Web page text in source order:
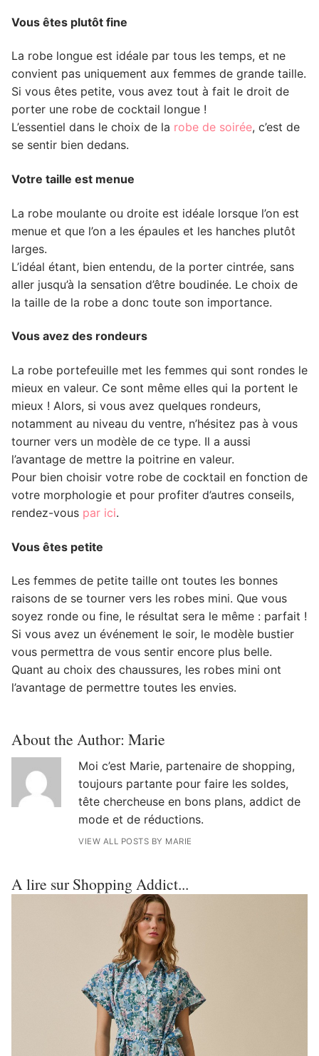
Vous êtes plutôt fine
La robe longue est idéale par tous les temps, et ne
convient pas uniquement aux femmes de grande taille.
Si vous êtes petite, vous avez tout à fait le droit de
porter une robe de cocktail longue !
L’essentiel dans le choix de la robe de soirée, c’est de
se sentir bien dedans.
Votre taille est menue
La robe moulante ou droite est idéale lorsque l’on est
menue et que l’on a les épaules et les hanches plutôt
larges.
L’idéal étant, bien entendu, de la porter cintrée, sans
aller jusqu’à la sensation d’être boudinée. Le choix de
la taille de la robe a donc toute son importance.
Vous avez des rondeurs
La robe portefeuille met les femmes qui sont rondes le
mieux en valeur. Ce sont même elles qui la portent le
mieux ! Alors, si vous avez quelques rondeurs,
notamment au niveau du ventre, n’hésitez pas à vous
tourner vers un modèle de ce type. Il a aussi
l’avantage de mettre la poitrine en valeur.
Pour bien choisir votre robe de cocktail en fonction de
votre morphologie et pour profiter d’autres conseils,
rendez-vous par ici.
Vous êtes petite
Les femmes de petite taille ont toutes les bonnes
raisons de se tourner vers les robes mini. Que vous
soyez ronde ou fine, le résultat sera le même : parfait !
Si vous avez un événement le soir, le modèle bustier
vous permettra de vous sentir encore plus belle.
Quant au choix des chaussures, les robes mini ont
l’avantage de permettre toutes les envies.
About the Author: Marie
Moi c’est Marie, partenaire de shopping,
toujours partante pour faire les soldes,
tête chercheuse en bons plans, addict de
mode et de réductions.
VIEW ALL POSTS BY MARIE
A lire sur Shopping Addict...